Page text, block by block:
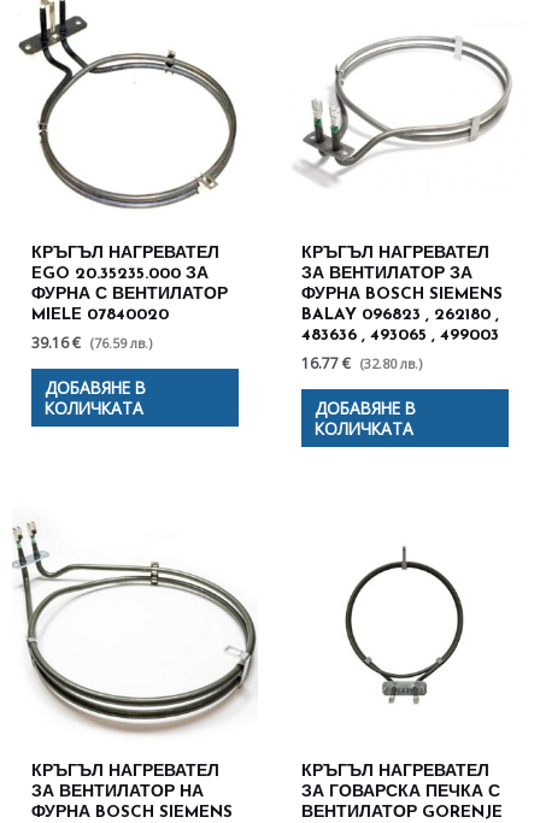
КРЪГЪЛ НАГРЕВАТЕЛ
EGO 20.35235.000 ЗА
ФУРНА С ВЕНТИЛАТОР
MIELE 07840020
39.16 € (76.59 лв.)
ДОБАВЯНЕ В
КОЛИЧКАТА
КРЪГЪЛ НАГРЕВАТЕЛ
ЗА ВЕНТИЛАТОР ЗА
ФУРНА BOSCH SIEMENS
BALAY 096823 , 262180 ,
483636 , 493065 , 499003
16.77 € (32.80 лв.)
ДОБАВЯНЕ В
КОЛИЧКАТА
КРЪГЪЛ НАГРЕВАТЕЛ
ЗА ВЕНТИЛАТОР НА
ФУРНА BOSCH SIEMENS
КРЪГЪЛ НАГРЕВАТЕЛ
ЗА ГОВАРСКА ПЕЧКА С
ВЕНТИЛАТОР GORENJE